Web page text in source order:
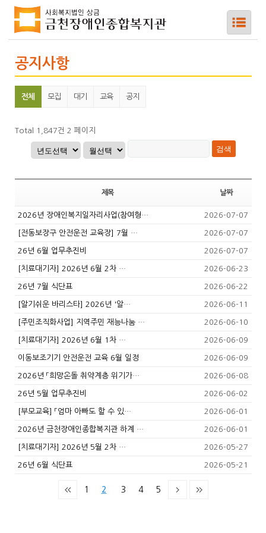
하위메뉴
하위메뉴
하위메뉴
하위메뉴
공지사항
전체 모집 대기 교육 공지
Total 1,847건 2 페이지
제목 날짜
2026년 장애인복지일자리사업(참여형… 2026-07-07
[전동보장구 안전운전 교육장] 7월 … 2026-07-07
26년 6월 업무추진비 2026-07-07
[치료대기자] 2026년 6월 2차 … 2026-06-23
26년 7월 식단표 2026-06-22
[알기쉬운 바리스타] 2026년 '알… 2026-06-11
[주민조직화사업] 지역주민 재능나눔 … 2026-06-10
[치료대기자] 2026년 6월 1차 … 2026-06-09
이동보조기기 안전운전 교육 6월 일정 2026-06-09
2026년 「희망온돌 취약계층 위기가… 2026-06-08
26년 5월 업무추진비 2026-06-02
[부모교육] 「엄마 아빠도 할 수 있… 2026-06-01
2026년 금천장애인종합복지관 하계 … 2026-06-01
[치료대기자] 2026년 5월 2차 … 2026-05-27
26년 6월 식단표 2026-05-21
1 2 3 4 5